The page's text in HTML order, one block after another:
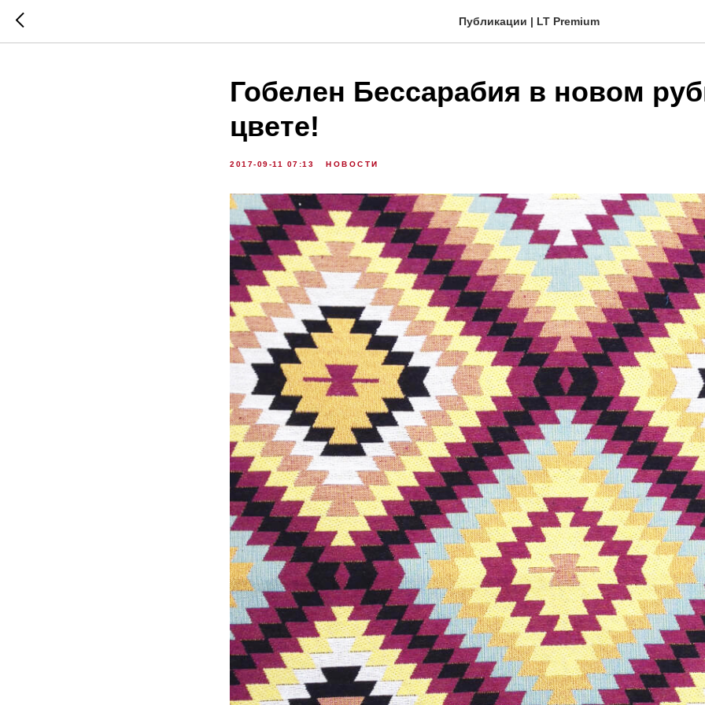
Публикации | LT Premium
Гобелен Бессарабия в новом
цвете!
2017-09-11 07:13 НОВОСТИ